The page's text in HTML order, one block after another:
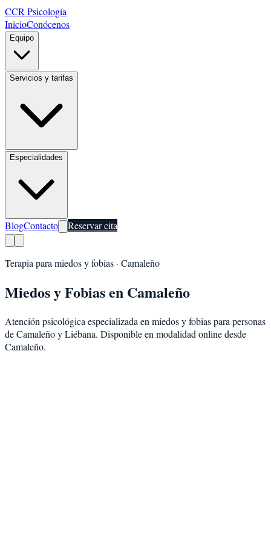
CCR Psicología
InicioConócenos
Equipo
Servicios y tarifas
Especialidades
BlogContacto Reservar cita
Terapia para miedos y fobias · Camaleño
Miedos y Fobiasen Camaleño
Atención psicológica especializada en miedos y fobiaspara personas
deCamaleñoyLiébana. Disponible en modalidad online desde
Camaleño.